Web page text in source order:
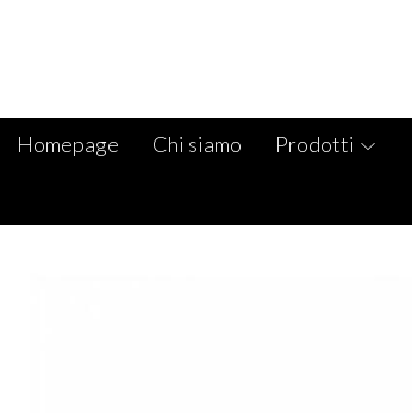
Homepage Chi siamo Prodotti